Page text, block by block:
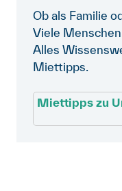
Ob als Familie
Viele
Alles
Miettipps.
Miettipps zu